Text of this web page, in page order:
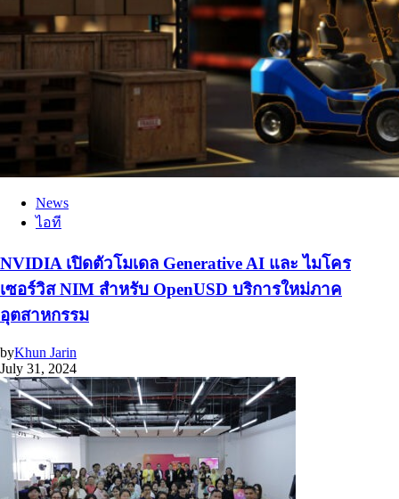
News
ไอที
NVIDIA เปิดตัวโมเดล Generative AI และ ไมโคร
เซอร์วิส NIM สำหรับ OpenUSD บริการใหม่ภาค
อุตสาหกรรม
byKhun Jarin
July 31, 2024